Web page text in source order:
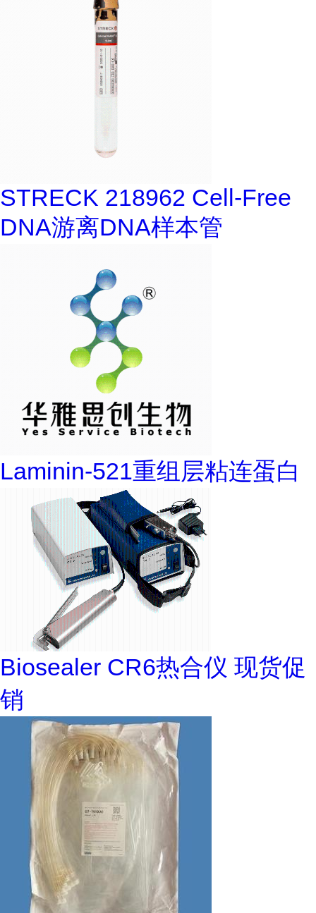
STRECK 218962 Cell-Free
DNA游离DNA样本管
Laminin-521重组层粘连蛋白
Biosealer CR6热合仪 现货促
销